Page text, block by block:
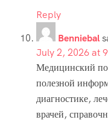
Reply
Benniebal
July 2, 2026 at
Медицинский
полезной
диагностике,
врачей,